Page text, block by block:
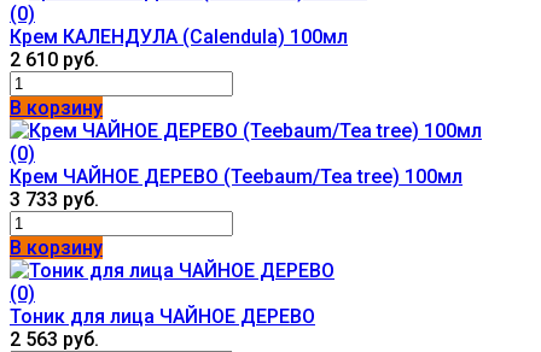
(0)
Крем КАЛЕНДУЛА (Calendula) 100мл
2 610 руб.
В корзину
(0)
Крем ЧАЙНОЕ ДЕРЕВО (Teebaum/Tea tree) 100мл
3 733 руб.
В корзину
(0)
Тоник для лица ЧАЙНОЕ ДЕРЕВО
2 563 руб.